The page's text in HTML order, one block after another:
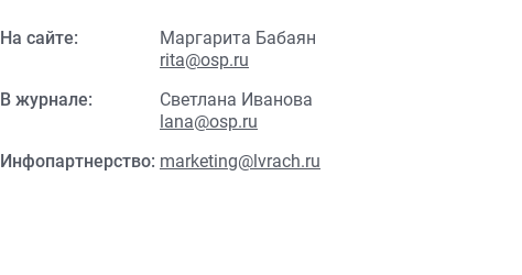
На сайте:
Маргарита Бабаян
rita@osp.ru
В журнале:
Светлана Иванова
lana@osp.ru
Инфопартнерство: marketing@lvrach.ru